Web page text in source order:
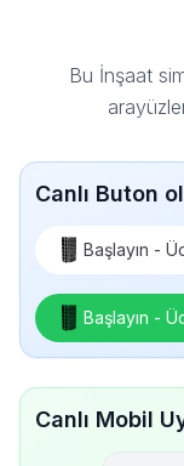
Bu İnşaat
Canlı Buton
Başlayın -
Başlayın -
Canlı Mobil